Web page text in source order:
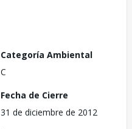
Categoría Ambiental
C
Fecha de Cierre
31 de diciembre de 2012